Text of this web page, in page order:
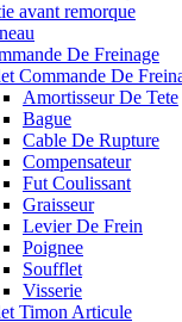
avant remorque
De Freinage
Commande De
Amortisseur De Tete
Bague
Cable De Rupture
Compensateur
Fut Coulissant
Graisseur
Levier De Frein
Poignee
Soufflet
Visserie
Timon Articule